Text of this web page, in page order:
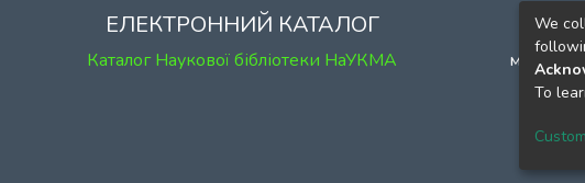
ЕЛЕКТРОННИЙ КАТАЛОГ
Каталог Наукової бібліотеки НаУКМА
м. Київ,
We
To